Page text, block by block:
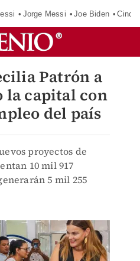
Jorge Messi Joe Biden
Patrón a
la capital con
del país
proyectos de
10 mil 917
5 mil 255